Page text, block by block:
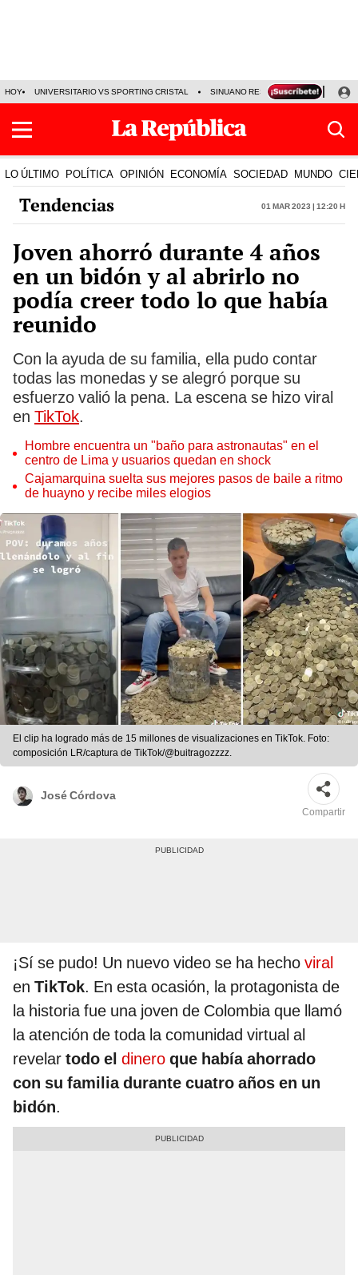
HOY UNIVERSITARIO VS SPORTING CRISTAL SINUANO RESULTADOS HOY
LO ÚLTIMO POLÍTICA OPINIÓN ECONOMÍA SOCIEDAD MUNDO
Tendencias 01 Mar 2023 | 12:20 h
Joven ahorró durante 4 años
en un bidón y al abrirlo no
podía creer todo lo que había
reunido
Con la ayuda de su familia, ella pudo contar
todas las monedas y se alegró porque su
esfuerzo valió la pena. La escena se hizo viral
en TikTok.
Hombre encuentra un "baño para astronautas" en el
centro de Lima y usuarios quedan en shock
Cajamarquina suelta sus mejores pasos de baile a ritmo
de huayno y recibe miles elogios
El clip ha logrado más de 15 millones de visualizaciones en TikTok. Foto:
composición LR/captura de TikTok/@buitragozzzz.
José Córdova
Compartir
¡Sí se pudo! Un nuevo video se ha hecho viral
en TikTok. En esta ocasión, la protagonista de
la historia fue una joven de Colombia que llamó
la atención de toda la comunidad virtual al
revelar todo el dinero que había ahorrado
con su familia durante cuatro años en un
bidón.